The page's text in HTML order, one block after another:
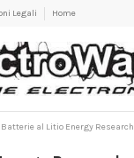
Legali Home
Batterie al Litio Energy Research